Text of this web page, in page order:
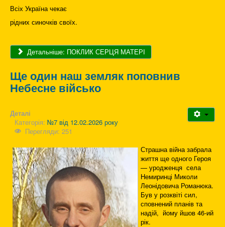
Всіх Україна чекає
рідних синочків своїх.
Детальніше: ПОКЛИК СЕРЦЯ МАТЕРІ
Ще один наш земляк поповнив
Небесне військо
Деталі
Категорія: №7 від 12.02.2026 року
Перегляди: 251
Страшна війна забрала
життя ще одного Героя
— уродженця села
Немиринці Миколи
Леонідовича Романюка.
Був у розквіті сил,
сповнений планів та
надій, йому йшов 46-ий
рік.